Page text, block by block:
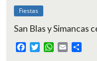
Fiestas
San Blas y Simancas
W